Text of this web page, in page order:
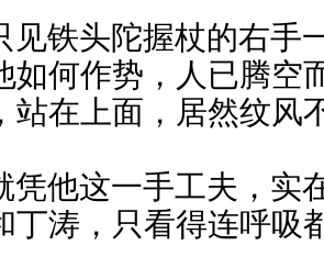
铁头陀握杖的右手
如何作势，人已腾空
站在上面，居然纹风
他这一手工夫，实
丁涛，只看得连呼吸